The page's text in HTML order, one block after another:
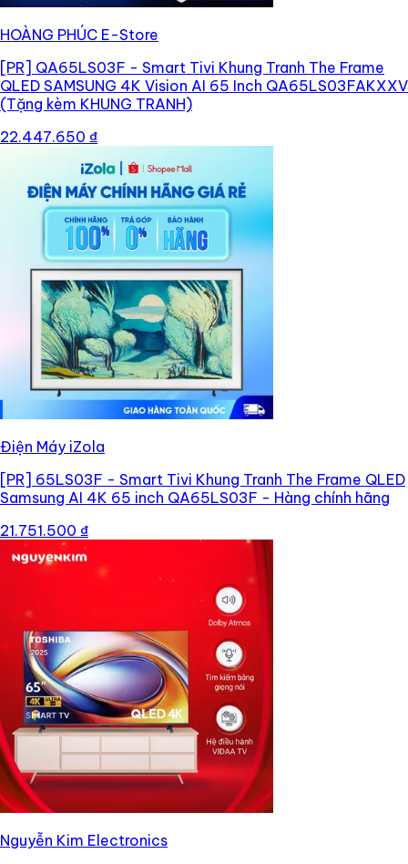
HOÀNG PHÚC E-Store
[PR] QA65LS03F - Smart Tivi Khung Tranh The Frame
QLED SAMSUNG 4K Vision AI 65 Inch QA65LS03FAKXXV
(Tặng kèm KHUNG TRANH)
22.447.650 ₫
Điện Máy iZola
[PR] 65LS03F - Smart Tivi Khung Tranh The Frame QLED
Samsung AI 4K 65 inch QA65LS03F - Hàng chính hãng
21.751.500 ₫
Nguyễn Kim Electronics